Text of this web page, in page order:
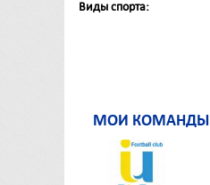
Виды спорта:
МОИ КОМАНДЫ